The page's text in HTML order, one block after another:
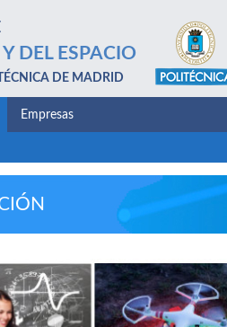
DEL ESPACIO
DE MADRID
Empresas